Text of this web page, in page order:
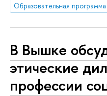
В Вышке
этические
профессии